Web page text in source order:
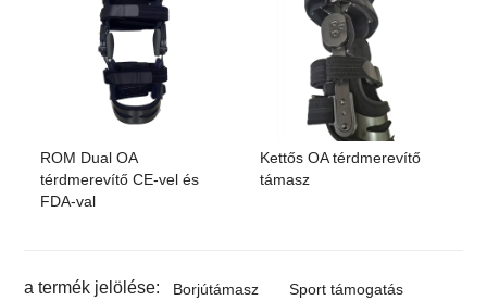
ROM Dual OA
térdmerevítő CE-vel és
FDA-val
Kettős OA térdmerevítő
támasz
a termék jelölése: Borjútámasz
Sport támogatás